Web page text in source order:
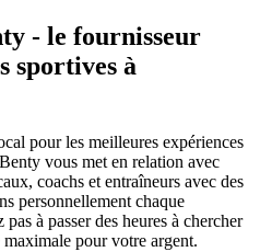
- le fournisseur
sportives à
pour les meilleures expériences
vous met en relation avec
coachs et entraîneurs avec des
personnellement chaque
à passer des heures à chercher
pour votre argent.